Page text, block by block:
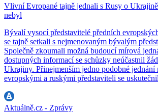
Vlivní Evropané tajně jednali s Rusy o
nebyl
Bývalí vysocí představitelé předních
se tajně setkali s nejmenovaným bývalým
Společně zkoumali možná budoucí mírová
dostupných informací se schůzky neúčastnil
Ukrajiny. Přinejmenším jedno podobné jednání
evropskými a ruskými představiteli se
Aktuálně.cz - Zprávy